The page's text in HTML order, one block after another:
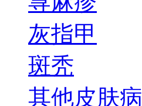
灰指甲
斑秃
其他皮肤病